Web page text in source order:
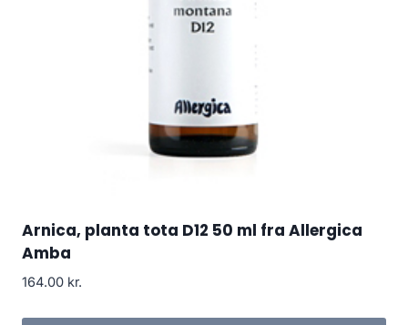
Arnica, planta tota D12 50 ml fra Allergica
Amba
164.00 kr.